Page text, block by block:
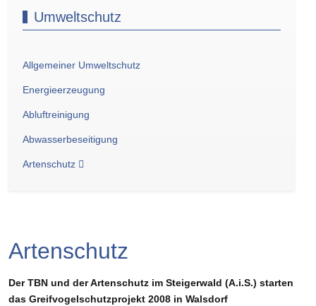
Umweltschutz
Allgemeiner Umweltschutz
Energieerzeugung
Abluftreinigung
Abwasserbeseitigung
Artenschutz
Artenschutz
Der TBN und der Artenschutz im Steigerwald (A.i.S.) starten
das Greifvogelschutzprojekt 2008 in Walsdorf